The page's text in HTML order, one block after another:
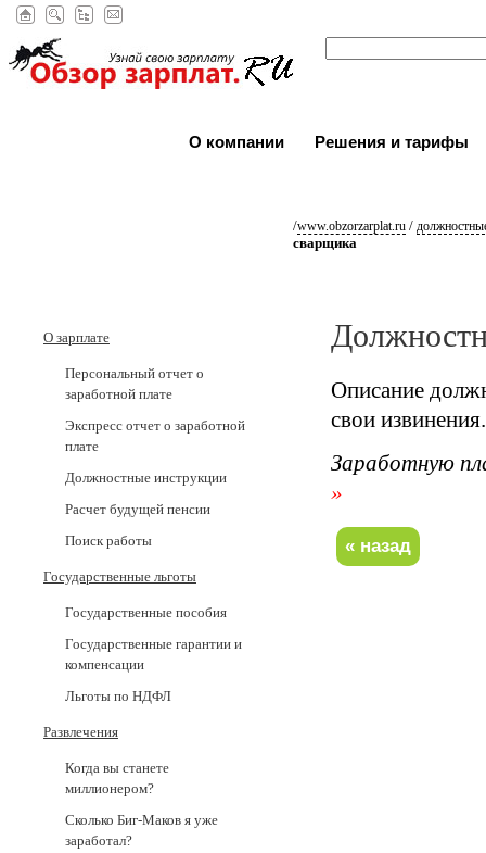
О компании Решения и тарифы
/www.obzorzarplat.ru /
сварщика
О зарплате
Персональный отчет о
заработной плате
Экспресс отчет о заработной
плате
Должностные инструкции
Расчет будущей пенсии
Поиск работы
Государственные льготы
Государственные пособия
Государственные гарантии и
компенсации
Льготы по НДФЛ
Развлечения
Когда вы станете
миллионером?
Сколько Биг-Маков я уже
заработал?
Описание
свои извинения.
Заработную
»